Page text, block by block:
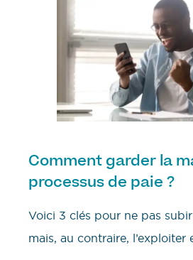
Comment garder la
processus de paie ?
Voici 3 clés pour ne pas
mais, au contraire, l’exploiter